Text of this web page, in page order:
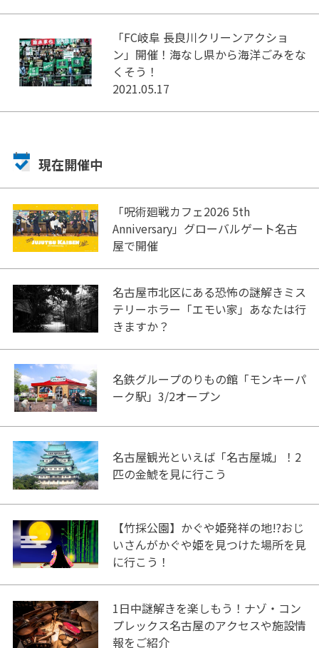
「FC岐阜 長良川クリーンアクショ
ン」開催！海なし県から海洋ごみをな
くそう！
2021.05.17
現在開催中
「呪術廻戦カフェ2026 5th
Anniversary」グローバルゲート名古
屋で開催
名古屋市北区にある恐怖の謎解きミス
テリーホラー「エモい家」あなたは行
きますか？
名鉄グループのりもの館「モンキーパ
ーク駅」3/2オープン
名古屋観光といえば「名古屋城」！2
匹の金鯱を見に行こう
【竹採公園】かぐや姫発祥の地!?おじ
いさんがかぐや姫を見つけた場所を見
に行こう！
1日中謎解きを楽しもう！ナゾ・コン
プレックス名古屋のアクセスや施設情
報をご紹介